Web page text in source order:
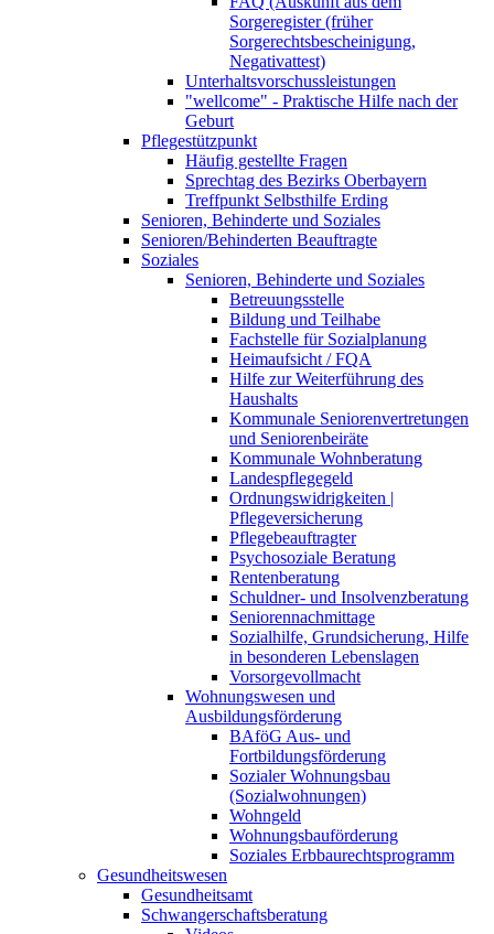
Sorgeregister (früher
Sorgerechtsbescheinigung,
Negativattest)
Unterhaltsvorschussleistungen
"wellcome" - Praktische Hilfe nach der
Geburt
Pflegestützpunkt
Häufig gestellte Fragen
Sprechtag des Bezirks Oberbayern
Treffpunkt Selbsthilfe Erding
Senioren, Behinderte und Soziales
Senioren/Behinderten Beauftragte
Soziales
Senioren, Behinderte und Soziales
Betreuungsstelle
Bildung und Teilhabe
Fachstelle für Sozialplanung
Heimaufsicht / FQA
Hilfe zur Weiterführung des
Haushalts
Kommunale Seniorenvertretungen
und Seniorenbeiräte
Kommunale Wohnberatung
Landespflegegeld
Ordnungswidrigkeiten |
Pflegeversicherung
Pflegebeauftragter
Psychosoziale Beratung
Rentenberatung
Schuldner- und Insolvenzberatung
Seniorennachmittage
Sozialhilfe, Grundsicherung, Hilfe
in besonderen Lebenslagen
Vorsorgevollmacht
Wohnungswesen und
Ausbildungsförderung
BAföG Aus- und
Fortbildungsförderung
Sozialer Wohnungsbau
(Sozialwohnungen)
Wohngeld
Wohnungsbauförderung
Soziales Erbbaurechtsprogramm
Gesundheitswesen
Gesundheitsamt
Schwangerschaftsberatung